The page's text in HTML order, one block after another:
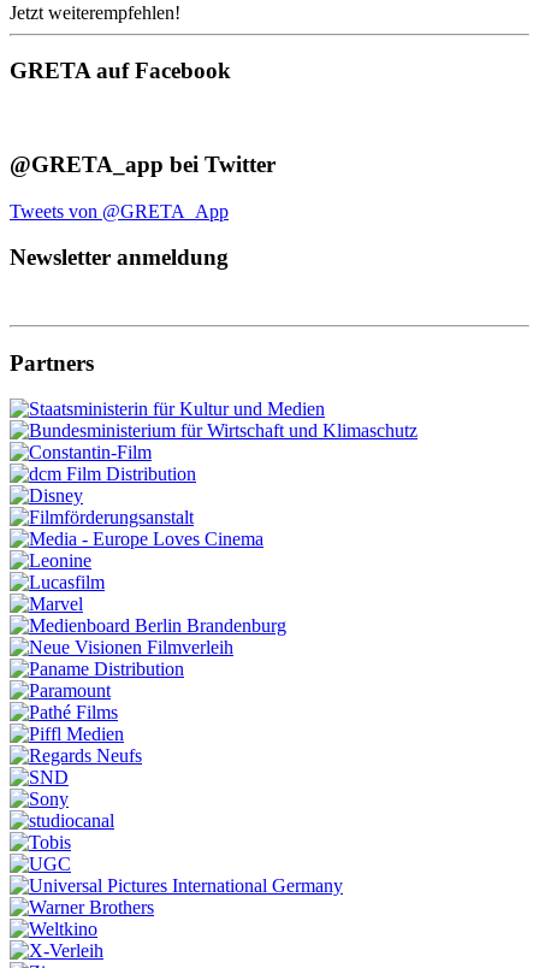
Jetzt weiterempfehlen!
GRETA auf Facebook
@GRETA_app bei Twitter
Tweets von @GRETA_App
Newsletter anmeldung
Partners